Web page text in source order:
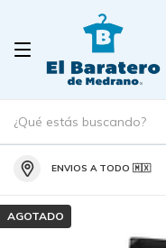
ENVIOS A TODO 🇲🇽
AGOTADO